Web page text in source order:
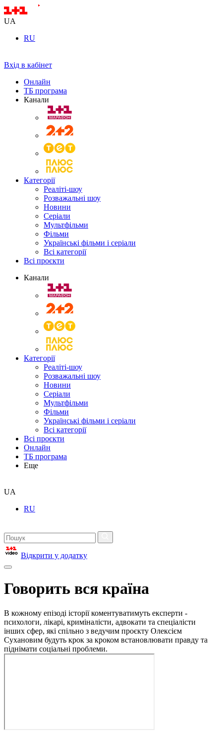
UA
RU
Вхід в кабінет
Онлайн
ТБ програма
Канали
Категорії
Реаліті-шоу
Розважальні шоу
Новини
Серіали
Мультфільми
Фільми
Українські фільми і серіали
Всі категорії
Всі проєкти
Канали
Категорії
Реаліті-шоу
Розважальні шоу
Новини
Серіали
Мультфільми
Фільми
Українські фільми і серіали
Всі категорії
Всі проєкти
Онлайн
ТБ програма
Еще
UA
RU
Відкрити у додатку
Говорить вся країна
В кожному епізоді історії коментуватимуть експерти -
психологи, лікарі, криміналісти, адвокати та спеціалісти
інших сфер, які спільно з ведучим проєкту Олексієм
Сухановим будуть крок за кроком встановлювати правду та
піднімати соціальні проблеми.